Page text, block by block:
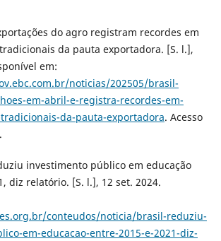
do agro registram recordes em
da pauta exportadora. [S. l.],
em:
noticias/202505/brasil-
em-abril-e-registra-recordes-em-
da-pauta-exportadora. Acesso
investimento público em educação
diz relatório. [S. l.], 12 set. 2024.
conteudos/noticia/brasil-reduziu-
em-educacao-entre-2015-e-2021-diz-